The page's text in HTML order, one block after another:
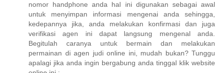
nomor handphone anda hal ini digunakan sebagai awal
untuk menyimpan informasi mengenai anda sehingga,
kedepannya jika, anda melakukan konfirmasi dan juga
verifikasi agen ini dapat langsung mengenal anda.
Begitulah caranya untuk bermain dan melakukan
permainan di agen judi online ini, mudah bukan? Tunggu
apalagi jika anda ingin bergabung anda tinggal klik website